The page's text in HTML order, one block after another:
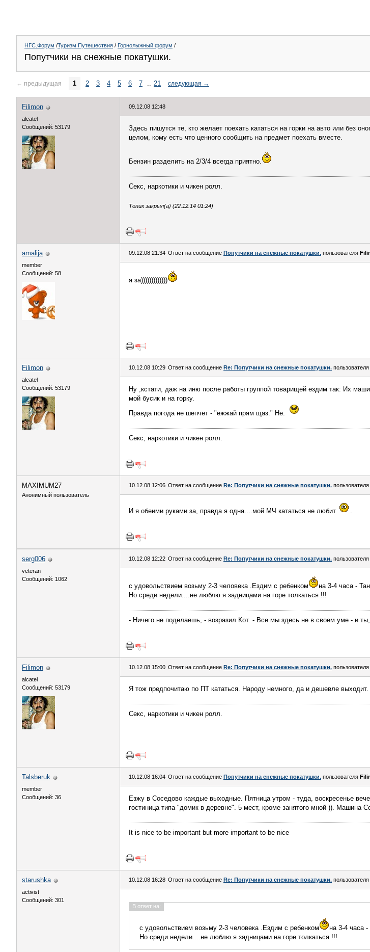
НГС.Форум /Туризм Путешествия / Горнолыжный форум /
Попутчики на снежные покатушки.
← предыдущая 1 2 3 4 5 6 7 .. 21 следующая →
Filimon
alcatel
Сообщений: 53179
09.12.08 12:48
Здесь пишутся те, кто желает поехать кататься на горки на авто или без
целом, кому есть что ценного сообщить на предмет поехать вместе.
Бензин разделить на 2/3/4 всегда приятно.
Секс, наркотики и чикен ролл.
Топик закрыл(а) (22.12.14 01:24)
amalija
member
Сообщений: 58
09.12.08 21:34 Ответ на сообщение Попутчики на снежные покатушки. пользователя
я за)))))))))))))
Filimon
alcatel
Сообщений: 53179
10.12.08 10:29 Ответ на сообщение Re: Попутчики на снежные покатушки. пользователя
Ну ,кстати, даж на иню после работы группой товарищей ездим так: Их
мой бусик и на горку.
Правда погода не шепчет - "ежжай прям щаз." Не.
Секс, наркотики и чикен ролл.
MAXIMUM27
Анонимный пользователь
10.12.08 12:06 Ответ на сообщение Re: Попутчики на снежные покатушки. пользователя
И я обеими руками за, правда я одна....мой МЧ кататься не любит .
serg006
veteran
Сообщений: 1062
10.12.08 12:22 Ответ на сообщение Re: Попутчики на снежные покатушки. пользователя
с удовольствием возьму 2-3 человека .Ездим с ребенком
на 3-4 часа -
Но среди недели....не люблю я задницами на горе толкаться !!!
- Ничего не поделаешь, - возразил Кот. - Все мы здесь не в своем уме - и
Filimon
alcatel
Сообщений: 53179
10.12.08 15:00 Ответ на сообщение Re: Попутчики на снежные покатушки. пользователя
Я тож предпочитаю по ПТ кататься. Народу немного, да и дешевле выходит.
Секс, наркотики и чикен ролл.
Talsberuk
member
Сообщений: 36
10.12.08 16:04 Ответ на сообщение Попутчики на снежные покатушки. пользователя
Езжу в Соседово каждые выходные. Пятница утром - туда, воскресенье
гостиница типа "домик в деревне". 5 мест, кроме занятого мной )). Машина
It is nice to be important but more important to be nice
starushka
activist
Сообщений: 301
10.12.08 16:28 Ответ на сообщение Re: Попутчики на снежные покатушки. пользователя
В ответ на:
с удовольствием возьму 2-3 человека .Ездим с ребенком
на 3-4 часа
Но среди недели....не люблю я задницами на горе толкаться !!!